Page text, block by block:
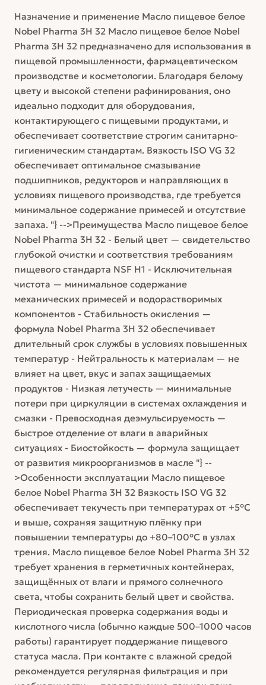
Назначение и применение Масло пищевое белое
Nobel Pharma 3H 32 Масло пищевое белое Nobel
Pharma 3H 32 предназначено для использования в
пищевой промышленности, фармацевтическом
производстве и косметологии. Благодаря белому
цвету и высокой степени рафинирования, оно
идеально подходит для оборудования,
контактирующего с пищевыми продуктами, и
обеспечивает соответствие строгим санитарно-
гигиеническим стандартам. Вязкость ISO VG 32
обеспечивает оптимальное смазывание
подшипников, редукторов и направляющих в
условиях пищевого производства, где требуется
минимальное содержание примесей и отсутствие
запаха. "} -->Преимущества Масло пищевое белое
Nobel Pharma 3H 32 - Белый цвет — свидетельство
глубокой очистки и соответствия требованиям
пищевого стандарта NSF H1 - Исключительная
чистота — минимальное содержание
механических примесей и водорастворимых
компонентов - Стабильность окисления —
формула Nobel Pharma 3H 32 обеспечивает
длительный срок службы в условиях повышенных
температур - Нейтральность к материалам — не
влияет на цвет, вкус и запах защищаемых
продуктов - Низкая летучесть — минимальные
потери при циркуляции в системах охлаждения и
смазки - Превосходная деэмульсируемость —
быстрое отделение от влаги в аварийных
ситуациях - Биостойкость — формула защищает
от развития микроорганизмов в масле "} --
>Особенности эксплуатации Масло пищевое
белое Nobel Pharma 3H 32 Вязкость ISO VG 32
обеспечивает текучесть при температурах от +5°C
и выше, сохраняя защитную плёнку при
повышении температуры до +80–100°C в узлах
трения. Масло пищевое белое Nobel Pharma 3H 32
требует хранения в герметичных контейнерах,
защищённых от влаги и прямого солнечного
света, чтобы сохранить белый цвет и свойства.
Периодическая проверка содержания воды и
кислотного числа (обычно каждые 500–1000 часов
работы) гарантирует поддержание пищевого
статуса масла. При контакте с влажной средой
рекомендуется регулярная фильтрация и при